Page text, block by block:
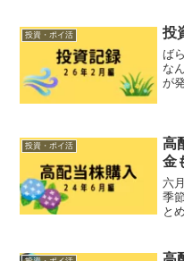
投資・ポイ活 投
ば
な
が
残
投資・ポイ活
高
金
六
季
と
た